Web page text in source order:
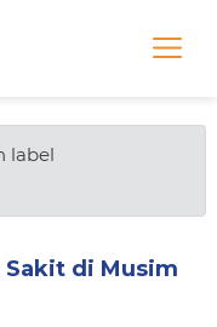
label
Sakit di Musim